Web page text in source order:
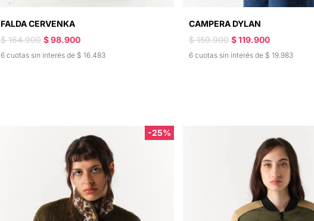
FALDA CERVENKA
$ 164.900 $ 98.900
6 cuotas sin interés de $ 16.483
CAMPERA DYLAN
$ 159.900 $ 119.900
6 cuotas sin interés de $ 19.983
-25%